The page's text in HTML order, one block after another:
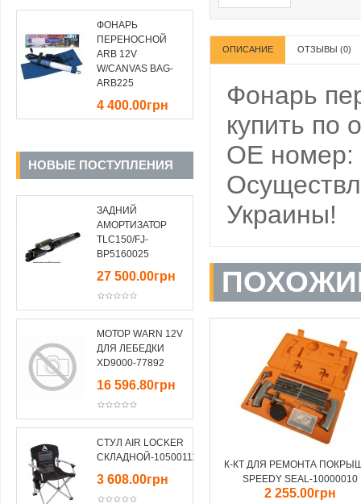
ФОНАРЬ
ПЕРЕНОСНОЙ
ARB 12V
W/CANVAS BAG-
ARB225
4 400.00грн
НОВЫЕ ПОСТУПЛЕНИЯ
ЗАДНИЙ
АМОРТИЗАТОР
TLC150/FJ-
BP5160025
27 500.00грн
МОТОР WARN 12V
ДЛЯ ЛЕБЕДКИ
XD9000-77892
16 596.80грн
СТУЛ AIR LOCKER
СКЛАДНОЙ-10500111
3 608.00грн
ОПИСАНИЕ ОТЗЫВЫ (0)
Фонарь
купить по
OE номер:
Украины!
К-КТ ДЛЯ РЕМОНТА
SPEEDY SEAL-10000010
2 255.00грн